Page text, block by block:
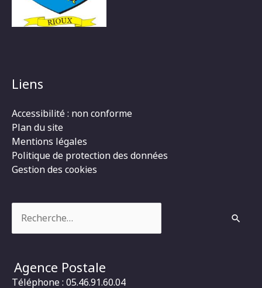
Liens
Accessibilité : non conforme
Plan du site
Mentions légales
Politique de protection des données
Gestion des cookies
Agence Postale
Téléphone : 05.46.91.60.04